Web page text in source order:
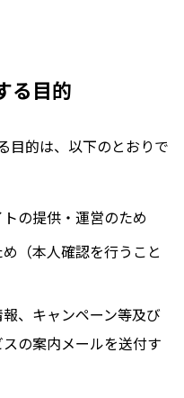
る目的
目的は、以下のとおりで
の提供・運営のため
（本人確認を行うこと
、キャンペーン等及び
の案内メールを送付す